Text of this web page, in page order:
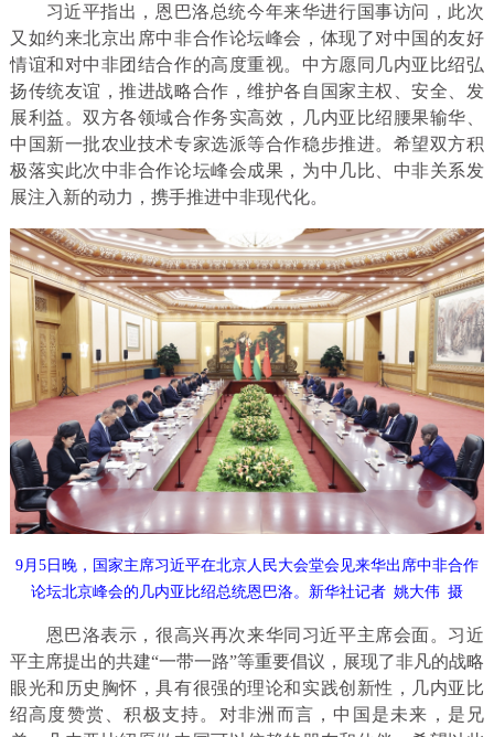
习近平指出，恩巴洛总统今年来华进行国事访问，此次
又如约来北京出席中非合作论坛峰会，体现了对中国的友好
情谊和对中非团结合作的高度重视。中方愿同几内亚比绍弘
扬传统友谊，推进战略合作，维护各自国家主权、安全、发
展利益。双方各领域合作务实高效，几内亚比绍腰果输华、
中国新一批农业技术专家选派等合作稳步推进。希望双方积
极落实此次中非合作论坛峰会成果，为中几比、中非关系发
展注入新的动力，携手推进中非现代化。
9月5日晚，国家主席习近平在北京人民大会堂会见来华出席中非合作
论坛北京峰会的几内亚比绍总统恩巴洛。新华社记者 姚大伟 摄
恩巴洛表示，很高兴再次来华同习近平主席会面。习近
平主席提出的共建“一带一路”等重要倡议，展现了非凡的战略
眼光和历史胸怀，具有很强的理论和实践创新性，几内亚比
绍高度赞赏、积极支持。对非洲而言，中国是未来，是兄